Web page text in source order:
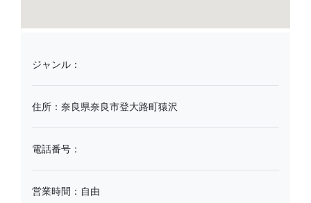
ジャンル：
住所：奈良県奈良市登大路町猿沢
電話番号：
営業時間：自由